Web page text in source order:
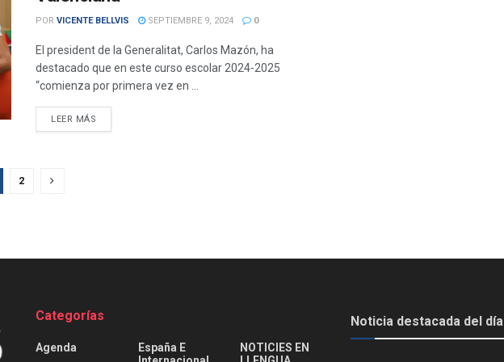
POR VICENTE BELLVIS SEPTIEMBRE 9, 2024 0
El president de la Generalitat, Carlos Mazón, ha
destacado que en este curso escolar 2024-2025
“comienza por primera vez en ...
LEER MÁS
2
Categorías
Agenda
España E
NOTICIES EN
Noticia destacada del día